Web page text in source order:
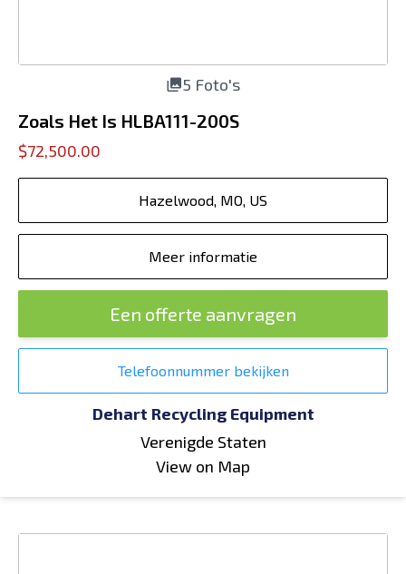
5 Foto's
Zoals Het Is HLBA111-200S
$72,500.00
Hazelwood, MO, US
Meer informatie
Een offerte aanvragen
Telefoonnummer bekijken
Dehart Recycling Equipment
Verenigde Staten
View on Map